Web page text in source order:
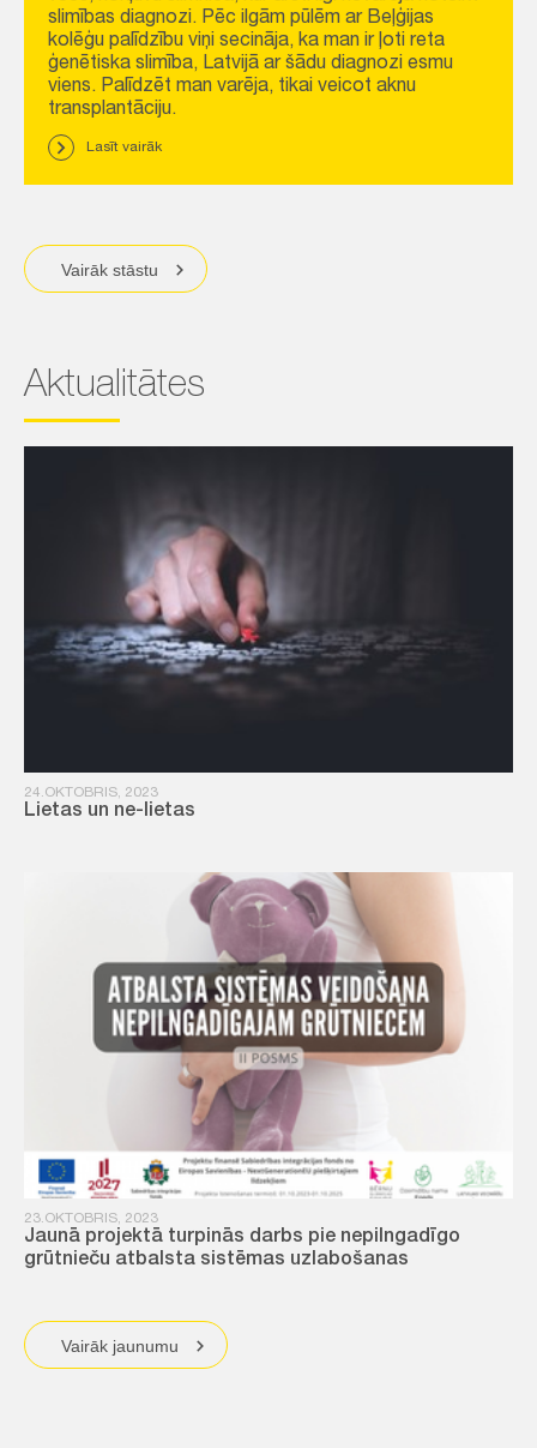
slimības diagnozi. Pēc ilgām pūlēm ar Beļģijas
kolēģu palīdzību viņi secināja, ka man ir ļoti reta
ģenētiska slimība, Latvijā ar šādu diagnozi esmu
viens. Palīdzēt man varēja, tikai veicot aknu
transplantāciju.
Lasīt vairāk
Vairāk stāstu
Aktualitātes
24.OKTOBRIS, 2023
Lietas un ne-lietas
23.OKTOBRIS, 2023
Jaunā projektā turpinās darbs pie nepilngadīgo
grūtnieču atbalsta sistēmas uzlabošanas
Vairāk jaunumu